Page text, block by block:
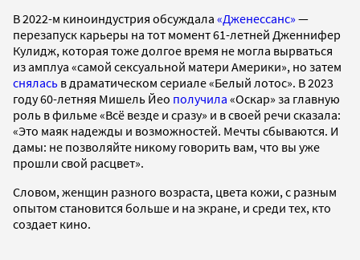
В 2022-м киноиндустрия обсуждала «Дженессанс» —
перезапуск карьеры на тот момент 61-летней Дженнифер
Кулидж, которая тоже долгое время не могла вырваться
из амплуа «самой сексуальной матери Америки», но затем
снялась в драматическом сериале «Белый лотос». В 2023
году 60-летняя Мишель Йео получила «Оскар» за главную
роль в фильме «Всё везде и сразу» и в своей речи сказала:
«Это маяк надежды и возможностей. Мечты сбываются. И
дамы: не позволяйте никому говорить вам, что вы уже
прошли свой расцвет».
Словом, женщин разного возраста, цвета кожи, с разным
опытом становится больше и на экране, и среди тех, кто
создает кино.